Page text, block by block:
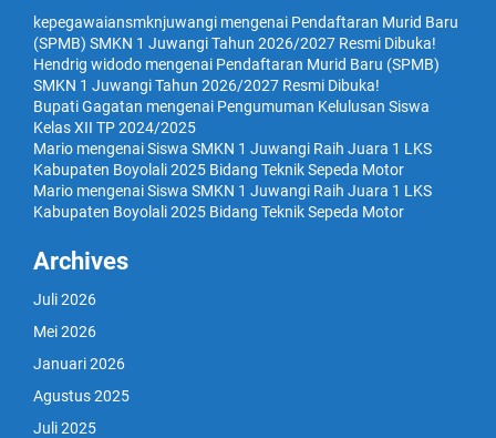
kepegawaiansmknjuwangi mengenai Pendaftaran Murid Baru
(SPMB) SMKN 1 Juwangi Tahun 2026/2027 Resmi Dibuka!
Hendrig widodo mengenai Pendaftaran Murid Baru (SPMB)
SMKN 1 Juwangi Tahun 2026/2027 Resmi Dibuka!
Bupati Gagatan mengenai Pengumuman Kelulusan Siswa
Kelas XII TP 2024/2025
Mario mengenaiSiswa SMKN 1 Juwangi Raih Juara 1 LKS
Kabupaten Boyolali 2025 Bidang Teknik Sepeda Motor
Mario mengenaiSiswa SMKN 1 Juwangi Raih Juara 1 LKS
Kabupaten Boyolali 2025 Bidang Teknik Sepeda Motor
Archives
Juli 2026
Mei 2026
Januari 2026
Agustus 2025
Juli 2025